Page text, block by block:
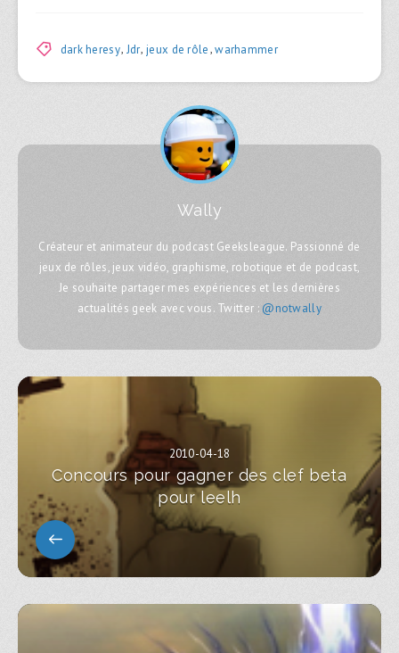
dark heresy, Jdr,jeux de rôle,warhammer
Wally
Créateur et animateur du podcast Geeksleague. Passionné de
jeux de rôles, jeux vidéo, graphisme, robotique et de podcast,
Je souhaite partager mes expériences et les dernières
actualités geek avec vous. Twitter : @notwally
2010-04-18
Concours pour gagner des clef beta
pour leelh